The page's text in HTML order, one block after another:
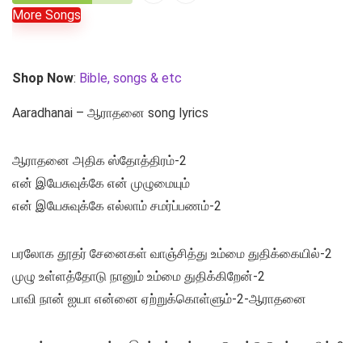
More Songs
Shop Now: Bible, songs & etc
Aaradhanai – ஆராதனை song lyrics
ஆராதனை அதிக ஸ்தோத்திரம்-2
என் இயேசுவுக்கே என் முழுமையும்
என் இயேசுவுக்கே எல்லாம் சமர்ப்பணம்-2
பரலோக தூதர் சேனைகள் வாஞ்சித்து உம்மை துதிக்கையில்-2
முழு உள்ளத்தோடு நானும் உம்மை துதிக்கிறேன்-2
பாவி நான் ஐயா என்னை ஏற்றுக்கொள்ளும்-2-ஆராதனை